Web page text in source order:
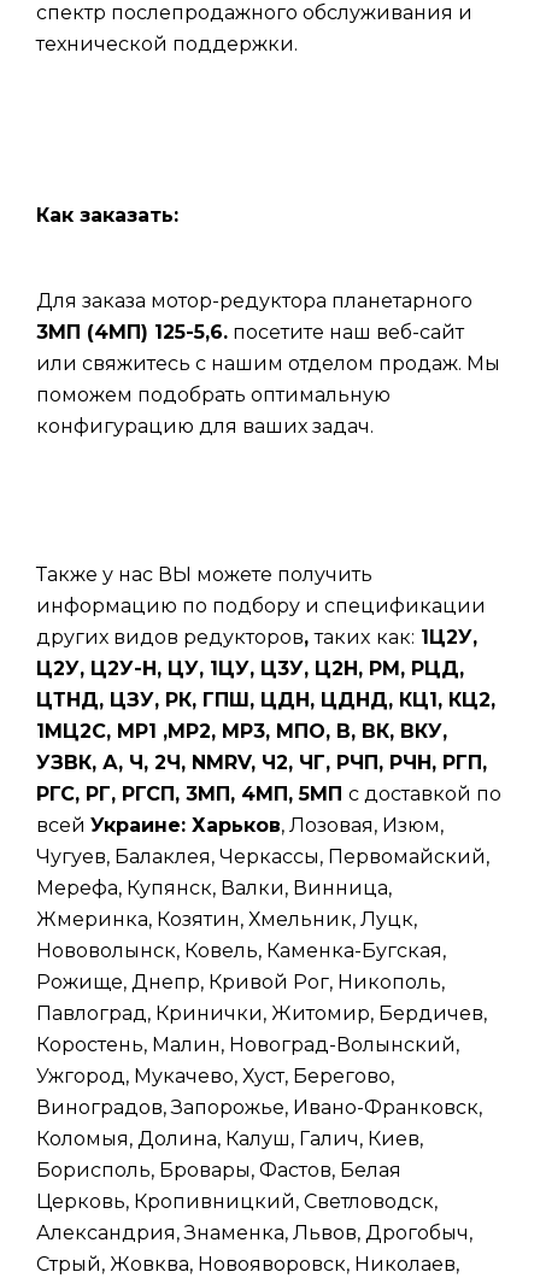
спектр послепродажного обслуживания и
технической поддержки.
Как заказать:
Для заказа мотор-редуктора планетарного
3МП (4МП) 125-5,6. посетите наш веб-сайт
или свяжитесь с нашим отделом продаж. Мы
поможем подобрать оптимальную
конфигурацию для ваших задач.
Также у нас ВЫ можете получить
информацию по подбору и спецификации
других видов редукторов,таких как: 1Ц2У,
Ц2У, Ц2У-Н, ЦУ, 1ЦУ, Ц3У, Ц2Н, РМ, РЦД,
ЦТНД, ЦЗУ, РК, ГПШ, ЦДН, ЦДНД, КЦ1, КЦ2,
1МЦ2С, МР1 ,МР2, МР3, МПО, В, ВК, ВКУ,
УЗВК, А, Ч, 2Ч, NMRV, Ч2, ЧГ, РЧП, РЧН, РГП,
РГС, РГ, РГСП, 3МП, 4МП, 5МП с доставкой по
всей Украине: Харьков, Лозовая, Изюм,
Чугуев, Балаклея, Черкассы, Первомайский,
Мерефа, Купянск, Валки, Винница,
Жмеринка, Козятин, Хмельник, Луцк,
Нововолынск, Ковель, Каменка-Бугская,
Рожище, Днепр, Кривой Рог, Никополь,
Павлоград, Кринички, Житомир, Бердичев,
Коростень, Малин, Новоград-Волынский,
Ужгород, Мукачево, Хуст, Берегово,
Виноградов, Запорожье, Ивано-Франковск,
Коломыя, Долина, Калуш, Галич, Киев,
Борисполь, Бровары, Фастов, Белая
Церковь, Кропивницкий, Светловодск,
Александрия, Знаменка, Львов, Дрогобыч,
Стрый, Жовква, Новояворовск, Николаев,